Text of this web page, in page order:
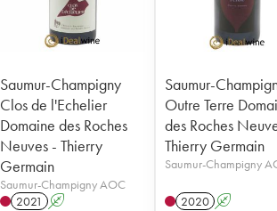
Saumur-Champigny
Clos de l'Echelier
Domaine des Roches
Neuves - Thierry
Germain
Saumur-Champigny AOC
2021
A
Saumur-
Outre Terre
des Roches
Thierry Germain
Saumur-Champigny
2020 A